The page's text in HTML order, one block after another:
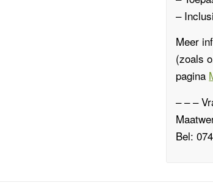
–
Meer
(zoals
pagina
– – –
Bel: